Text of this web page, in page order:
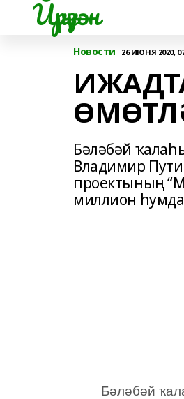
Йүрүҙән
Новости 26 ИЮНЯ 2020,
Бәләбәй
Владимир
проектының
миллион
Бәләбәй